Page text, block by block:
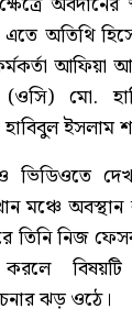
অতিথি
আফিয়া
(ওসি) মো.
ইসলাম
ভিডিওতে
মঞ্চে অবস্থান
তিনি নিজ
ঝড় ওঠে।